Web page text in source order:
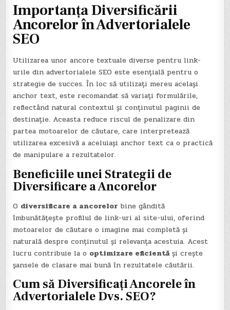
Importanța Diversificării
Ancorelor în Advertorialele
SEO
Utilizarea unor ancore textuale diverse pentru link-
urile din advertorialele SEO este esențială pentru o
strategie de succes. În loc să utilizați mereu același
anchor text, este recomandat să variați formulările,
reflectând natural contextul și conținutul paginii de
destinație. Aceasta reduce riscul de penalizare din
partea motoarelor de căutare, care interpretează
utilizarea excesivă a aceluiași anchor text ca o practică
de manipulare a rezultatelor.
Beneficiile unei Strategii de
Diversificare a Ancorelor
O diversificare a ancorelor bine gândită
îmbunătățește profilul de link-uri al site-ului, oferind
motoarelor de căutare o imagine mai completă și
naturală despre conținutul și relevanța acestuia. Acest
lucru contribuie la o optimizare eficientăși crește
șansele de clasare mai bună în rezultatele căutării.
Cum să Diversificați Ancorele în
Advertorialele Dvs. SEO?